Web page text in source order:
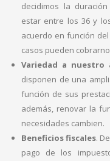
decidimos la
estar entre los 36 y
acuerdo en función
casos pueden
Variedad a nuestro
disponen de una
función de sus
además, renovar la
necesidades cambien.
Beneficios fiscales.
pago de los